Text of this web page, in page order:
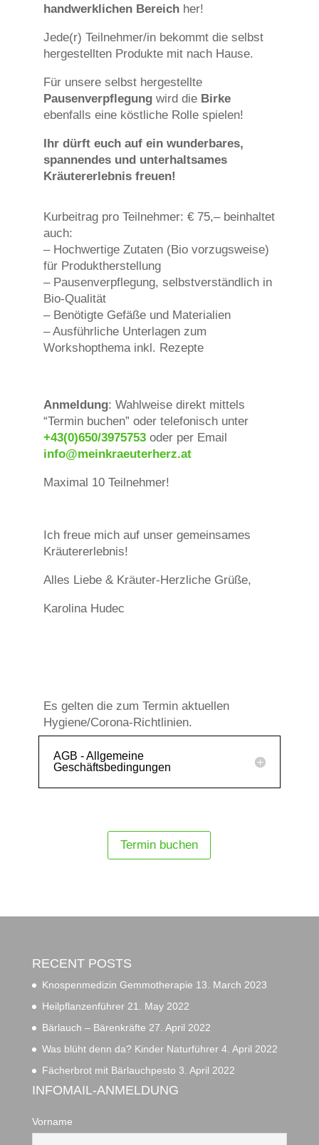
handwerklichen Bereichher!
Jede(r) Teilnehmer/in bekommt die selbst
hergestellten Produkte mit nach Hause.
Für unsere selbst hergestellte
Pausenverpflegungwird die Birke
ebenfalls eine köstliche Rolle spielen!
Ihr dürft euch auf ein wunderbares,
spannendes und unterhaltsames
Kräutererlebnis freuen!
Kurbeitrag pro Teilnehmer: € 75,– beinhaltet
auch:
– Hochwertige Zutaten (Bio vorzugsweise)
für Produktherstellung
– Pausenverpflegung, selbstverständlich in
Bio-Qualität
– Benötigte Gefäße und Materialien
– Ausführliche Unterlagen zum
Workshopthema inkl. Rezepte
Anmeldung: Wahlweise direkt mittels
“Termin buchen” oder telefonisch unter
+43(0)650/3975753oder per Email
info@meinkraeuterherz.at
Maximal 10 Teilnehmer!
Ich freue mich auf unser gemeinsames
Kräutererlebnis!
Alles Liebe & Kräuter-Herzliche Grüße,
Karolina Hudec
Es gelten die zum Termin aktuellen
Hygiene/Corona-Richtlinien.
AGB - Allgemeine
Geschäftsbedingungen
Termin buchen
RECENT POSTS
Knospenmedizin Gemmotherapie 13. March 2023
Heilpflanzenführer 21. May 2022
Bärlauch – Bärenkräfte 27. April 2022
Was blüht denn da? Kinder Naturführer 4. April 2022
Fächerbrot mit Bärlauchpesto 3. April 2022
INFOMAIL-ANMELDUNG
Vorname